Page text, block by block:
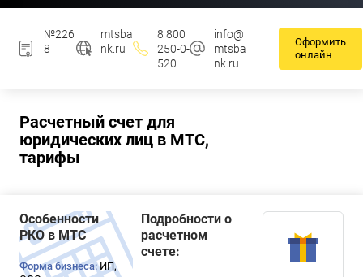
№226
8
mtsba
nk.ru
8 800
250-0-
520
info@
mtsba
nk.ru
Оформить
онлайн
Расчетный счет для
юридических лиц в МТС,
тарифы
Особенности
РКО в МТС
Форма бизнеса:ИП,
Подробности о
расчетном
счете: